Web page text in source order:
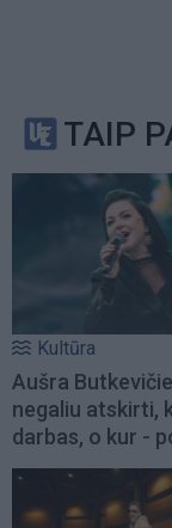
TAIP
Kultūra
Aušra
negaliu atskirti,
darbas, o kur -